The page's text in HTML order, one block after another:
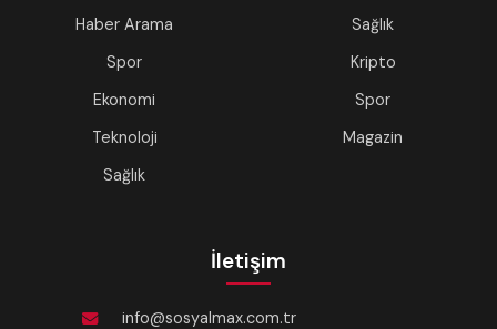
Haber Arama
Spor
Ekonomi
Teknoloji
Sağlık
Sağlık
Kripto
Spor
Magazin
İletişim
info@sosyalmax.com.tr